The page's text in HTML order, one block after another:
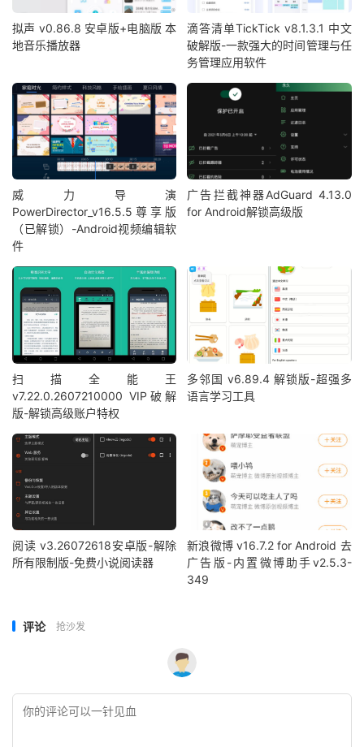
拟声 v0.86.8 安卓版+电脑版 本
地音乐播放器
滴答清单TickTick v8.1.3.1 中文
破解版-一款强大的时间管理与任
务管理应用软件
威力导演
PowerDirector_v16.5.5尊享版
（已解锁）-Android视频编辑软
件
广告拦截神器AdGuard 4.13.0
for Android解锁高级版
扫描全能王
v7.22.0.2607210000 VIP破解
版-解锁高级账户特权
多邻国 v6.89.4 解锁版-超强多
语言学习工具
阅读 v3.26072618安卓版-解除
所有限制版-免费小说阅读器
新浪微博 v16.7.2 for Android 去
广告版-内置微博助手v2.5.3-
349
评论 抢沙发